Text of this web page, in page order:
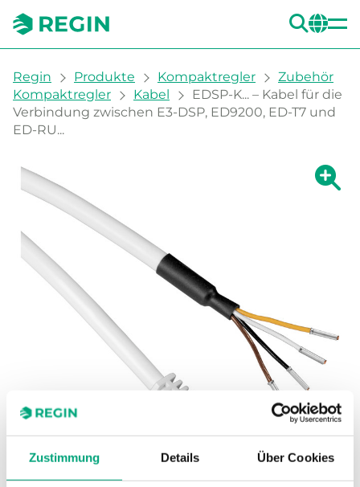
Zustimmung Details Über Cookies
You are here:
Regin Produkte Kompaktregler
Zubehör
Kompaktregler
Kabel
EDSP-K... – Kabel für die
Verbindung zwischen E3-DSP, ED9200, ED-T7 und
ED-RU...
Zeige